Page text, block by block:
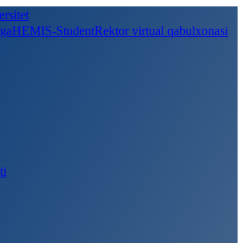
HEMIS-StudentRektor virtual qabulxonasi